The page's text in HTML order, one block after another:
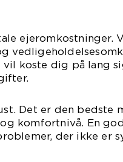
ejeromkostninger.
koste dig på lang
Det er den bedste
komfortnivå. En
der ikke er